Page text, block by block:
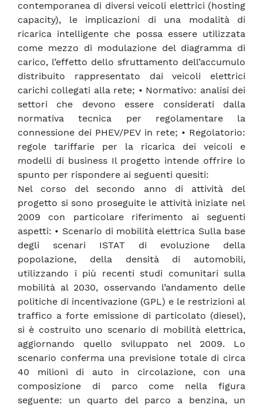
contemporanea di diversi veicoli elettrici (hosting
capacity), le implicazioni di una modalità di
ricarica intelligente che possa essere utilizzata
come mezzo di modulazione del diagramma di
carico, l’effetto dello sfruttamento dell’accumulo
distribuito rappresentato dai veicoli elettrici
carichi collegati alla rete; • Normativo: analisi dei
settori che devono essere considerati dalla
normativa tecnica per regolamentare la
connessione dei PHEV/PEV in rete; • Regolatorio:
regole tariffarie per la ricarica dei veicoli e
modelli di business Il progetto intende offrire lo
spunto per rispondere ai seguenti quesiti:
Nel corso del secondo anno di attività del
progetto si sono proseguite le attività iniziate nel
2009 con particolare riferimento ai seguenti
aspetti: • Scenario di mobilità elettrica Sulla base
degli scenari ISTAT di evoluzione della
popolazione, della densità di automobili,
utilizzando i più recenti studi comunitari sulla
mobilità al 2030, osservando l’andamento delle
politiche di incentivazione (GPL) e le restrizioni al
traffico a forte emissione di particolato (diesel),
si è costruito uno scenario di mobilità elettrica,
aggiornando quello sviluppato nel 2009. Lo
scenario conferma una previsione totale di circa
40 milioni di auto in circolazione, con una
composizione di parco come nella figura
seguente: un quarto del parco a benzina, un